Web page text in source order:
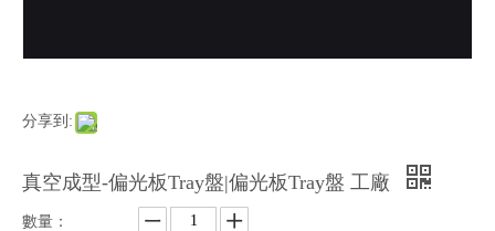
分享到:
真空成型-偏光板Tray盤|偏光板Tray盤 工廠
數量：